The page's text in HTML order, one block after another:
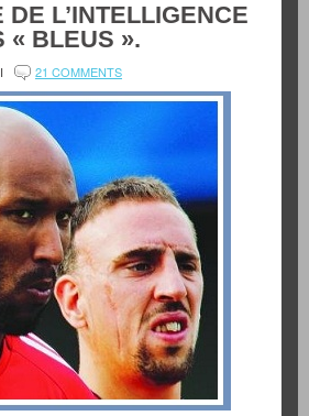
L’INTELLIGENCE
« BLEUS ».
21 COMMENTS